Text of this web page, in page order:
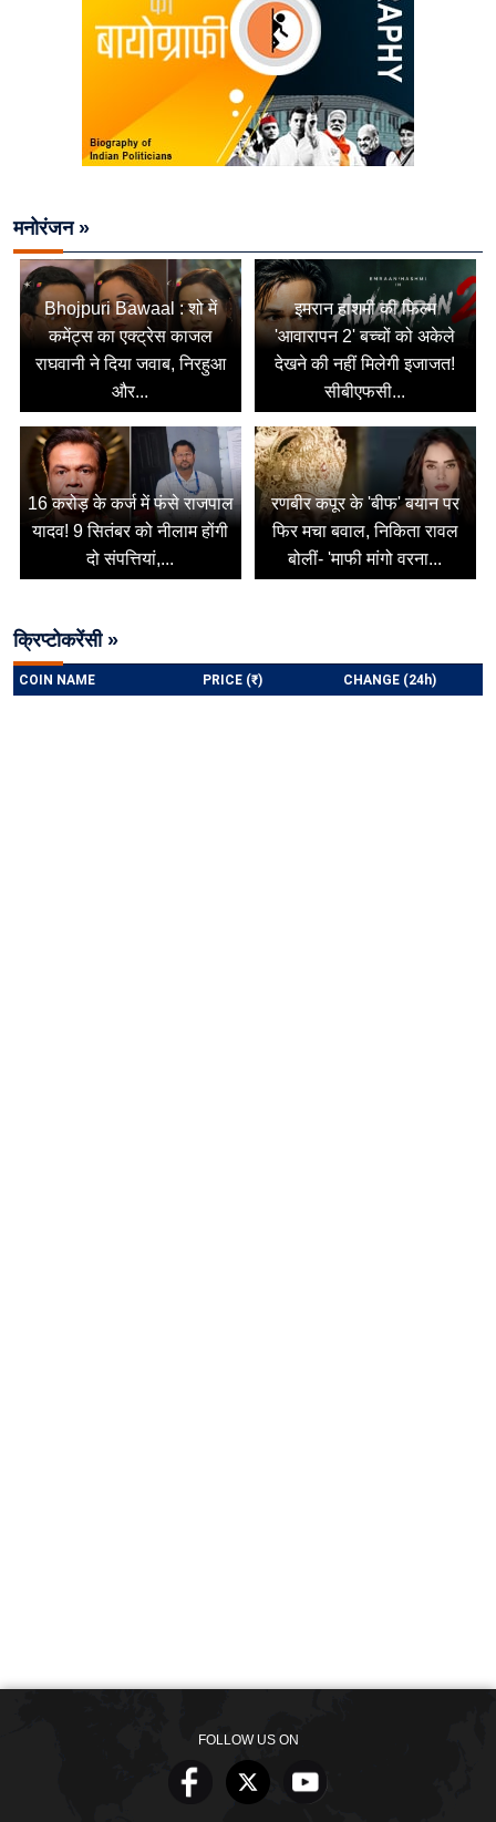
मनोरंजन »
Bhojpuri Bawaal : शो में
कमेंट्स का एक्ट्रेस काजल
राघवानी ने दिया जवाब, निरहुआ
और...
इमरान हाशमी की फिल्म
'आवारापन 2' बच्चों को अकेले
देखने की नहीं मिलेगी इजाजत!
सीबीएफसी...
16 करोड़ के कर्ज में फंसे राजपाल
यादव! 9 सितंबर को नीलाम होंगी
दो संपत्तियां,...
रणबीर कपूर के 'बीफ' बयान पर
फिर मचा बवाल, निकिता रावल
बोलीं- 'माफी मांगो वरना...
क्रिप्टोकरेंसी »
FOLLOW US ON